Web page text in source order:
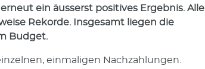
ein äusserst positives Ergebnis. Alle
Rekorde. Insgesamt liegen die
Budget.
einmaligen Nachzahlungen.